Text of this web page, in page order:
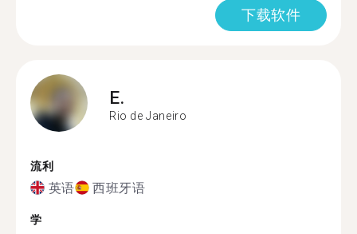
下载软件
E.
Rio de Janeiro
流利
英语 西班牙语
学